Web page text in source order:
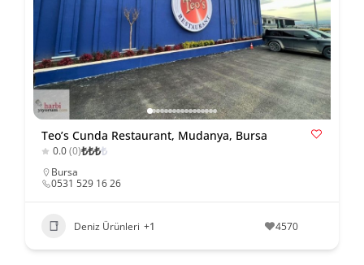
Teo’s Cunda Restaurant, Mudanya, Bursa
0.0(0)₺₺₺₺
Bursa
0531 529 16 26
Deniz Ürünleri +1 4570